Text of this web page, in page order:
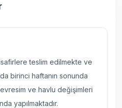
teslim edilmekte ve
birinci haftanın sonunda
ve havlu değişimleri
yapılmaktadır.